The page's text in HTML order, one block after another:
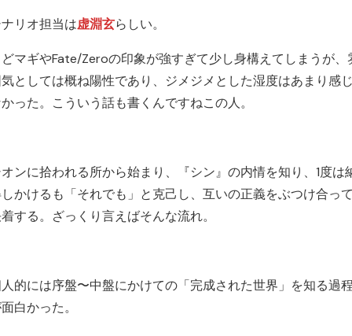
リオ担当は虚淵玄らしい。
マギやFate/Zeroの印象が強すぎて少し身構えてしまうが、
としては概ね陽性であり、ジメジメとした湿度はあまり感
った。こういう話も書くんですねこの人。
ンに拾われる所から始まり、『シン』の内情を知り、1度は
かけるも「それでも」と克己し、互いの正義をぶつけ合っ
する。ざっくり言えばそんな流れ。
的には序盤〜中盤にかけての「完成された世界」を知る過
白かった。